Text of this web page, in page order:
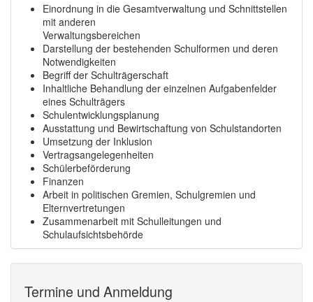
Einordnung in die Gesamtverwaltung und Schnittstellen
mit anderen
Verwaltungsbereichen
Darstellung der bestehenden Schulformen und deren
Notwendigkeiten
Begriff der Schulträgerschaft
Inhaltliche Behandlung der einzelnen Aufgabenfelder
eines Schulträgers
Schulentwicklungsplanung
Ausstattung und Bewirtschaftung von Schulstandorten
Umsetzung der Inklusion
Vertragsangelegenheiten
Schülerbeförderung
Finanzen
Arbeit in politischen Gremien, Schulgremien und
Elternvertretungen
Zusammenarbeit mit Schulleitungen und
Schulaufsichtsbehörde
Termine und Anmeldung